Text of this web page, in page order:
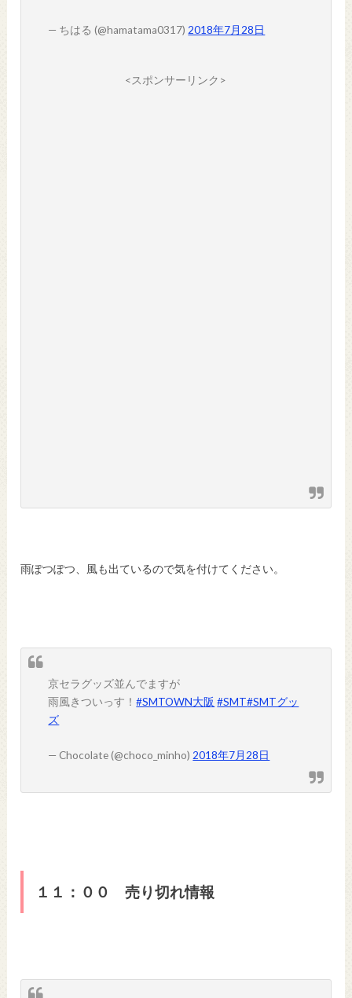
— ちはる (@hamatama0317) 2018年7月28日
<スポンサーリンク>
雨ぽつぽつ、風も出ているので気を付けてください。
京セラグッズ並んでますが
雨風きついっす！#SMTOWN大阪 #SMT#SMTグッ
ズ
— Chocolate (@choco_minho) 2018年7月28日
１１：００ 売り切れ情報